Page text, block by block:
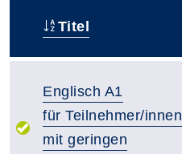
Titel
Englisch A1
für Teilnehmer/innen
mit geringen